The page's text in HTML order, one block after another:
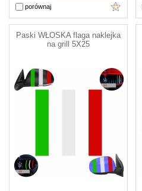
porównaj
Paski WŁOSKA flaga naklejka
na grill 5X25